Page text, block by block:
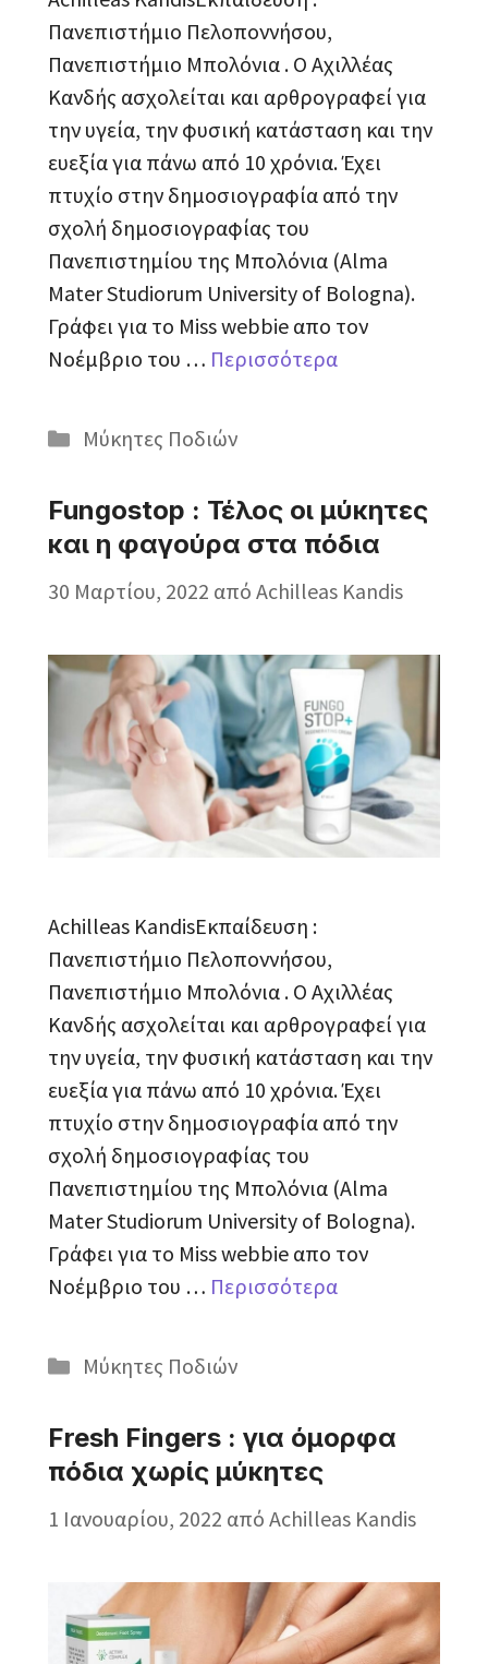
Πανεπιστήμιο Πελοποννήσου,
Πανεπιστήμιο Μπολόνια . Ο Αχιλλέας
Κανδής ασχολείται και αρθρογραφεί για
την υγεία, την φυσική κατάσταση και την
ευεξία για πάνω από 10 χρόνια. Έχει
πτυχίo στην δημοσιογραφία από την
σχολή δημοσιογραφίας του
Πανεπιστημίου της Μπολόνια (Alma
Mater Studiorum University of Bologna).
Γράφει για το Miss webbie απο τον
Νοέμβριο του … Περισσότερα
Κατηγορίες
Μύκητες Ποδιών
Fungostop : Τέλος οι μύκητες
και η φαγούρα στα πόδια
30 Μαρτίου, 2022 από Achilleas Kandis
Achilleas KandisΕκπαίδευση :
Πανεπιστήμιο Πελοποννήσου,
Πανεπιστήμιο Μπολόνια . Ο Αχιλλέας
Κανδής ασχολείται και αρθρογραφεί για
την υγεία, την φυσική κατάσταση και την
ευεξία για πάνω από 10 χρόνια. Έχει
πτυχίo στην δημοσιογραφία από την
σχολή δημοσιογραφίας του
Πανεπιστημίου της Μπολόνια (Alma
Mater Studiorum University of Bologna).
Γράφει για το Miss webbie απο τον
Νοέμβριο του … Περισσότερα
Κατηγορίες
Μύκητες Ποδιών
Fresh Fingers : για όμορφα
πόδια χωρίς μύκητες
1 Ιανουαρίου, 2022 από Achilleas Kandis